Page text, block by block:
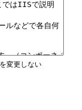
変更しない